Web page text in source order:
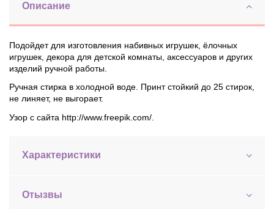
Описание
Подойдет для изготовления набивных игрушек, ёлочных
игрушек, декора для детской комнаты, аксессуаров и других
изделий ручной работы.
Ручная стирка в холодной воде. Принт стойкий до 25 стирок,
не линяет, не выгорает.
Узор с сайта http://www.freepik.com/.
Характеристики
Отызвы